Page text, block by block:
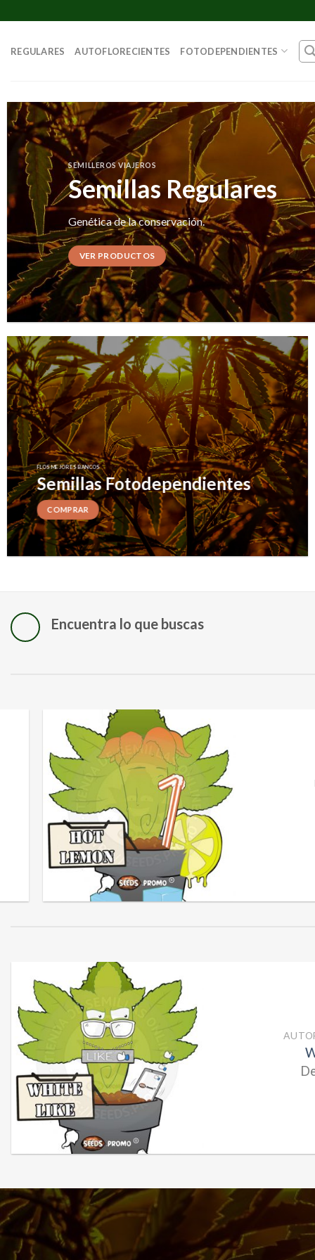
to
REGULARES AUTOFLORECIENTES FOTODEPENDIENTES
SEMILLEROS VIAJEROS
Semillas Regulares
Genética de la conservación.
VER PRODUCTOS
FLOS MEJORES BANCOS
Semillas Fotodependientes
COMPRAR
Encuentra lo que buscas
Auto New